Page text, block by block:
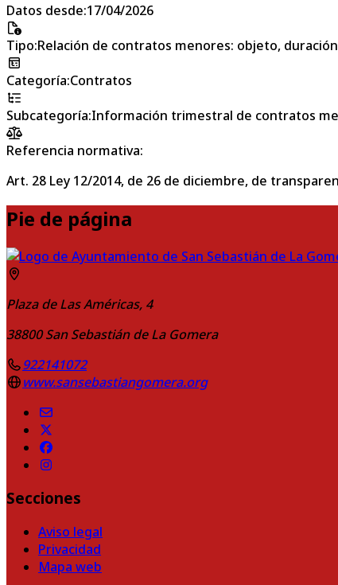
Datos desde:17/04/2026
Tipo:Relación de contratos menores: objeto,
Categoría:Contratos
Subcategoría:Información trimestral de contratos
Referencia normativa:
Art. 28 Ley 12/2014, de 26 de diciembre, de
Pie de página
Plaza de Las Américas, 4
38800 San Sebastián de La Gomera
922141072
www.sansebastiangomera.org
Secciones
Aviso legal
Privacidad
Mapa web